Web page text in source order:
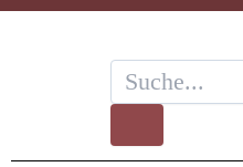
Zum
SucheSuche